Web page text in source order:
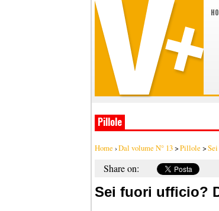
Pillole
Home ›Dal volume N° 13>Pillole >
Share on:
Sei fuori ufficio?